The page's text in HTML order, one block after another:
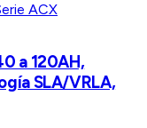
a 120AH,
SLA/VRLA,